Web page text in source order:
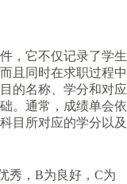
，它不仅记录了学生
且同时在求职过程中
的名称、学分和对应
。通常，成绩单会依
目所对应的学分以及
秀，B为良好，C为